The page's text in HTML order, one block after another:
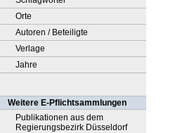
Orte
Autoren / Beteiligte
Verlage
Jahre
Weitere E-Pflichtsammlungen
Publikationen aus dem
Regierungsbezirk Düsseldorf